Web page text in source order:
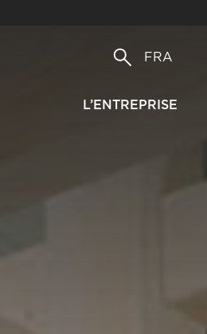
FRA
L’ENTREPRISE